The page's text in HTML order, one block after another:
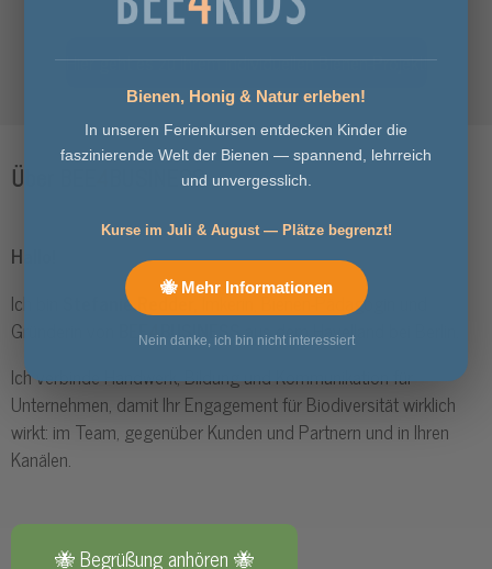
Bienen, Honig & Natur erleben!
In unseren Ferienkursen entdecken Kinder die
faszinierende Welt der Bienen — spannend, lehrreich
und unvergesslich.
Kurse im Juli & August — Plätze begrenzt!
🐝 Mehr Informationen
Nein danke, ich bin nicht interessiert
Hier geht es zu Ihrem individuellen Bienen-Projekt!
Über BEE BUSINESS
Hallo!
Ich bin
Stefanie Redder,Imkerin, Bienen-Pädagogin und
Gründerin von
BEE4BUSINESSaus dem Havelland bei Berlin.
Ich verbinde Handwerk, Bildung und Kommunikation für
Unternehmen, damit Ihr Engagement für Biodiversität wirklich
wirkt: im Team, gegenüber Kunden und Partnern und in Ihren
Kanälen.
🐝 Begrüßung anhören 🐝